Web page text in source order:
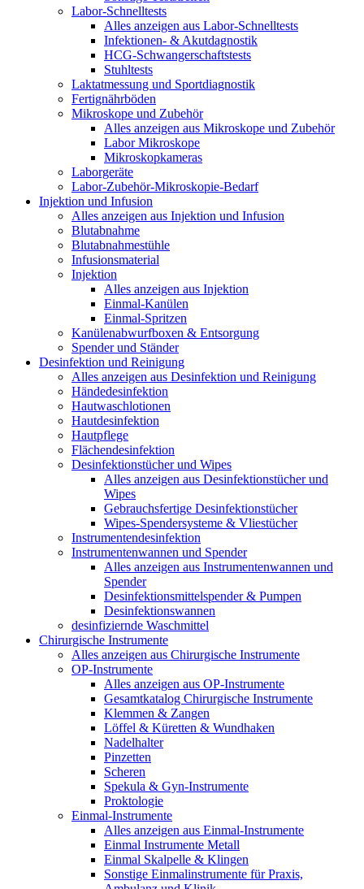
Labor-Schnelltests
Alles anzeigen aus Labor-Schnelltests
Infektionen- & Akutdagnostik
HCG-Schwangerschaftstests
Stuhltests
Laktatmessung und Sportdiagnostik
Fertignährböden
Mikroskope und Zubehör
Alles anzeigen aus Mikroskope und Zubehör
Labor Mikroskope
Mikroskopkameras
Laborgeräte
Labor-Zubehör-Mikroskopie-Bedarf
Injektion und Infusion
Alles anzeigen aus Injektion und Infusion
Blutabnahme
Blutabnahmestühle
Infusionsmaterial
Injektion
Alles anzeigen aus Injektion
Einmal-Kanülen
Einmal-Spritzen
Kanülenabwurfboxen & Entsorgung
Spender und Ständer
Desinfektion und Reinigung
Alles anzeigen aus Desinfektion und Reinigung
Händedesinfektion
Hautwaschlotionen
Hautdesinfektion
Hautpflege
Flächendesinfektion
Desinfektionstücher und Wipes
Alles anzeigen aus Desinfektionstücher und
Wipes
Gebrauchsfertige Desinfektionstücher
Wipes-Spendersysteme & Vliestücher
Instrumentendesinfektion
Instrumentenwannen und Spender
Alles anzeigen aus Instrumentenwannen und
Spender
Desinfektionsmittelspender & Pumpen
Desinfektionswannen
desinfiziernde Waschmittel
Chirurgische Instrumente
Alles anzeigen aus Chirurgische Instrumente
OP-Instrumente
Alles anzeigen aus OP-Instrumente
Gesamtkatalog Chirurgische Instrumente
Klemmen & Zangen
Löffel & Küretten & Wundhaken
Nadelhalter
Pinzetten
Scheren
Spekula & Gyn-Instrumente
Proktologie
Einmal-Instrumente
Alles anzeigen aus Einmal-Instrumente
Einmal Instrumente Metall
Einmal Skalpelle & Klingen
Sonstige Einmalinstrumente für Praxis,